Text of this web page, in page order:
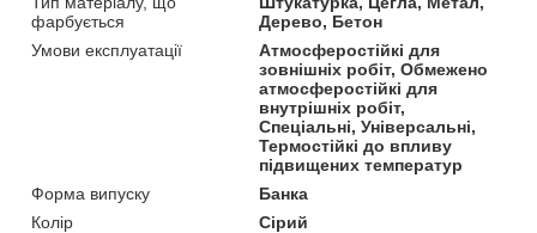
фарбується
Дерево, Бетон
Умови експлуатації
Атмосферостійкі для
зовнішніх робіт, Обмежено
атмосферостійкі для
внутрішніх робіт,
Спеціальні, Універсальні,
Термостійкі до впливу
підвищених температур
Форма випуску
Банка
Колір
Сірий